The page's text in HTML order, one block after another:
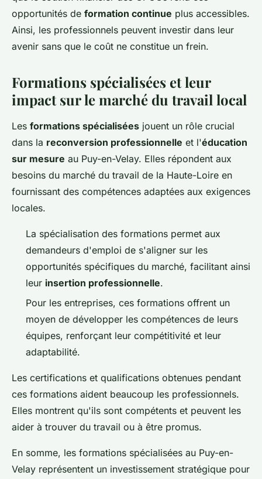
opportunités de formation continue plus accessibles.
Ainsi, les professionnels peuvent investir dans leur
avenir sans que le coût ne constitue un frein.
Formations spécialisées et leur
impact sur le marché du travail local
Les formations spécialisées jouent un rôle crucial
dans la reconversion professionnelle et l'éducation
sur mesure au Puy-en-Velay. Elles répondent aux
besoins du marché du travail de la Haute-Loire en
fournissant des compétences adaptées aux exigences
locales.
La spécialisation des formations permet aux
demandeurs d'emploi de s'aligner sur les
opportunités spécifiques du marché, facilitant ainsi
leur insertion professionnelle.
Pour les entreprises, ces formations offrent un
moyen de développer les compétences de leurs
équipes, renforçant leur compétitivité et leur
adaptabilité.
Les certifications et qualifications obtenues pendant
ces formations aident beaucoup les professionnels.
Elles montrent qu'ils sont compétents et peuvent les
aider à trouver du travail ou à être promus.
En somme, les formations spécialisées au Puy-en-
Velay représentent un investissement stratégique pour